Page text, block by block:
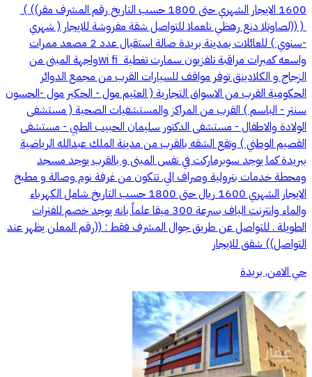
1600 الايجار الشهري حتى 1800 حسب التاريخ رقم المشرف ‭ ( ((رقم
المعلن يظهر عند التواصل)) ) ‬ للتواصل شقة مفروشة للايجار ( شهري
-سنوي ) للعائلات بمدينة بريدة ‎صالة استقبال ‎عدد 2 مصعد ‎ممرات
واسعه ‎كميرات مراقبة ‎تلفزيون سمارت ‎تغطية wi fi ‎واجهة المبنى من
الزجاج و الكلادينق ‎توفر مواقف للسيارات ‎القرب من مجمع الدوائر
الحكومية ‎القرب من الاسواق التجارية ( العثيم مول - الحكير مول -الحسون
سنتر - الباسم ) ‎القرب من المراكز والمستشفيات الصحية ( مستشفى
الولادة والاطفال - مستشفى الدكتور سليمان الحبيب الطبي - مستشفى
القصيم الوطني ) ‎وتقع الشقه بالقرب من مدينة الملك عبدالله الرياضية
ببريدة ‎كما يوجد سوبرماركت في نفس المبنى و بالقرب يوجد مسجد
ومحطة خدمات بترولية وصراف الي. ‎تتكون من غرفة نوم وصالة و مطبخ
الايجار الشهري 1600 ريال حتى 1800 حسب التاريخ‎‎ ‎شامل الكهرباء
والماء وانترنت الياف بسرعة 300 ميقا ‎علماً بانه يوجد خصم للفترات
الطويلة . ‎للتواصل عن طريق جوال المشرف فقط : ((رقم المعلن يظهر عند
التواصل)) ‎شقق للايجار
حي الامن, بريدة